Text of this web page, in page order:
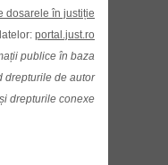
dosarele în justiție
portal.just.ro
publice în baza
drepturile de autor
și drepturile conexe